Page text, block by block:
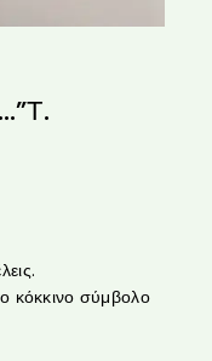
κόκκινο σύμβολο